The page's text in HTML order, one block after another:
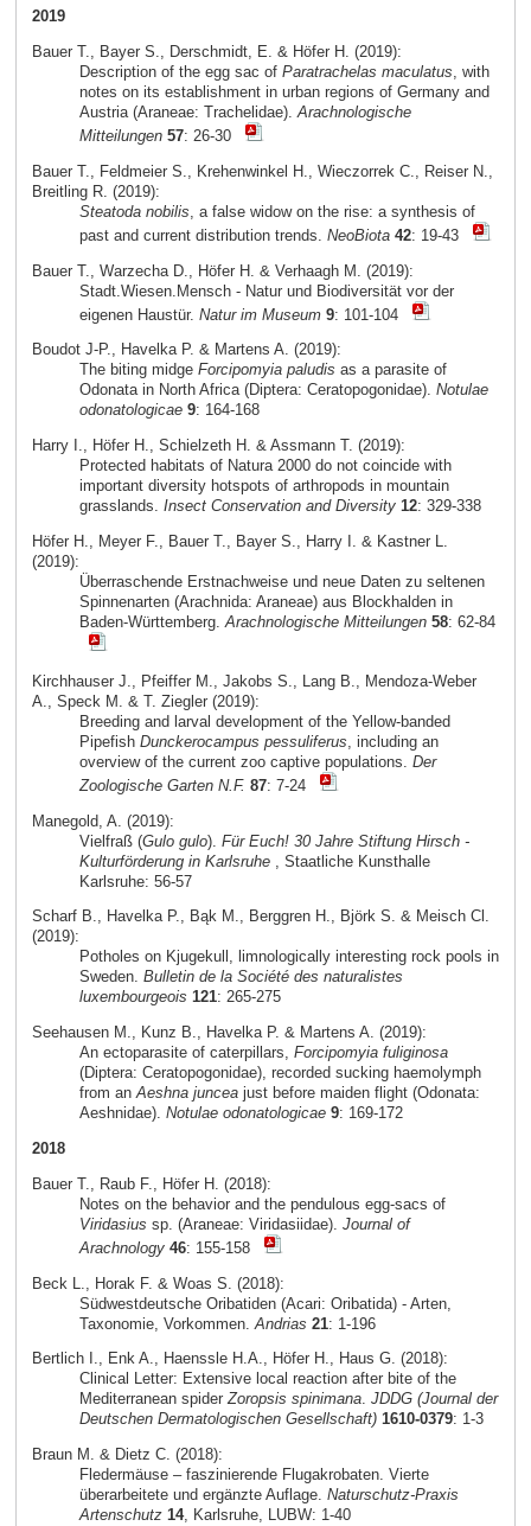
2019
Bauer T., Bayer S., Derschmidt, E. & Höfer H. (2019):
Description of the egg sac of Paratrachelas maculatus , with
notes on its establishment in urban regions of Germany and
Austria (Araneae: Trachelidae). Arachnologische
Mitteilungen 57: 26-30
Bauer T., Feldmeier S., Krehenwinkel H., Wieczorrek C., Reiser N.,
Breitling R. (2019):
Steatoda nobilis , a false widow on the rise: a synthesis of
past and current distribution trends. NeoBiota 42: 19-43
Bauer T., Warzecha D., Höfer H. & Verhaagh M. (2019):
Stadt.Wiesen.Mensch - Natur und Biodiversität vor der
eigenen Haustür. Natur im Museum 9: 101-104
Boudot J-P., Havelka P. & Martens A. (2019):
The biting midge Forcipomyia paludis as a parasite of
Odonata in North Africa (Diptera: Ceratopogonidae). Notulae
odonatologicae 9: 164-168
Harry I., Höfer H., Schielzeth H. & Assmann T. (2019):
Protected habitats of Natura 2000 do not coincide with
important diversity hotspots of arthropods in mountain
grasslands. Insect Conservation and Diversity 12: 329-338
Höfer H., Meyer F., Bauer T., Bayer S., Harry I. & Kastner L.
(2019):
Überraschende Erstnachweise und neue Daten zu seltenen
Spinnenarten (Arachnida: Araneae) aus Blockhalden in
Baden-Württemberg. Arachnologische Mitteilungen 58: 62-84
Kirchhauser J., Pfeiffer M., Jakobs S., Lang B., Mendoza-Weber
A., Speck M. & T. Ziegler (2019):
Breeding and larval development of the Yellow-banded
Pipefish Dunckerocampus pessuliferus , including an
overview of the current zoo captive populations. Der
Zoologische Garten N.F. 87: 7-24
Manegold, A. (2019):
Vielfraß (Gulo gulo). Für Euch! 30 Jahre Stiftung Hirsch -
Kulturförderung in Karlsruhe, Staatliche Kunsthalle
Karlsruhe: 56-57
Scharf B., Havelka P., Bąk M., Berggren H., Björk S. & Meisch Cl.
(2019):
Potholes on Kjugekull, limnologically interesting rock pools in
Sweden. Bulletin de la Société des naturalistes
luxembourgeois 121: 265-275
Seehausen M., Kunz B., Havelka P. & Martens A. (2019):
An ectoparasite of caterpillars, Forcipomyia fuliginosa
(Diptera: Ceratopogonidae), recorded sucking haemolymph
from anAeshna junceajust before maiden flight (Odonata:
Aeshnidae). Notulae odonatologicae 9: 169-172
2018
Bauer T., Raub F., Höfer H. (2018):
Notes on the behavior and the pendulous egg-sacs of
Viridasius sp. (Araneae: Viridasiidae). Journal of
Arachnology 46: 155-158
Beck L., Horak F. & Woas S. (2018):
Südwestdeutsche Oribatiden (Acari: Oribatida) - Arten,
Taxonomie, Vorkommen. Andrias 21: 1-196
Bertlich I., Enk A., Haenssle H.A., Höfer H., Haus G. (2018):
Clinical Letter: Extensive local reaction after bite of the
Mediterranean spiderZoropsis spinimana. JDDG (Journal der
Deutschen Dermatologischen Gesellschaft) 1610-0379: 1-3
Braun M. & Dietz C. (2018):
Fledermäuse – faszinierende Flugakrobaten. Vierte
überarbeitete und ergänzte Auflage. Naturschutz-Praxis
Artenschutz 14, Karlsruhe, LUBW: 1-40